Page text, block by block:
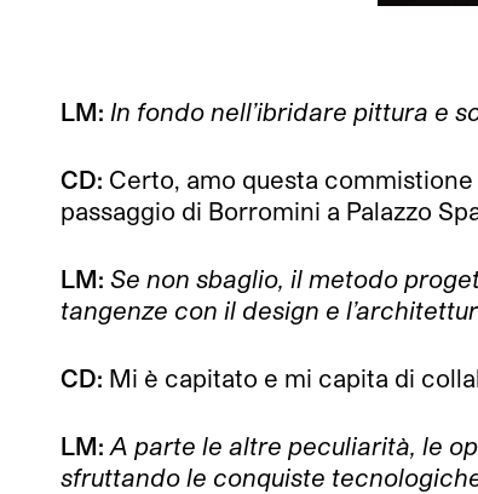
LM: In fondo nell’ibridare pittura e
CD: Certo, amo questa
passaggio di Borromini a Palazzo
LM: Se non sbaglio, il metodo
tangenze con il design e
CD: Mi è capitato e mi capita di
LM: A parte le altre peculiarità, le
sfruttando le conquiste